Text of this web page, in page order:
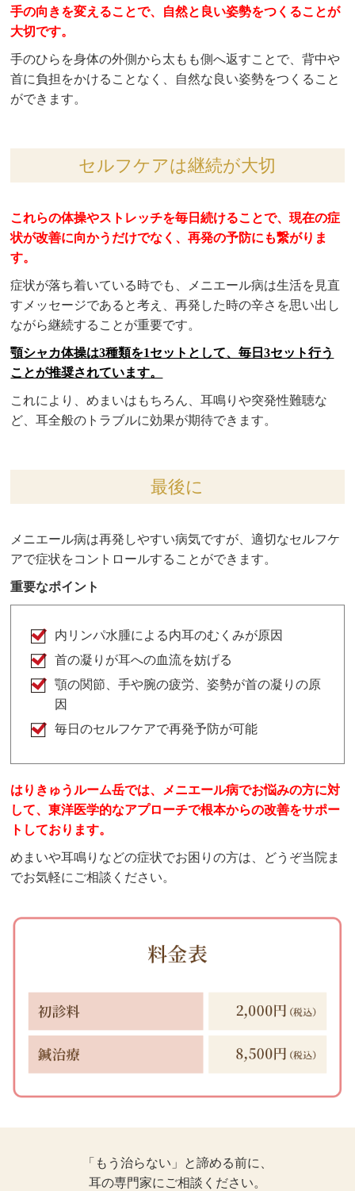
手の向きを変えることで、自然と良い姿勢をつくることが
大切です。
手のひらを身体の外側から太もも側へ返すことで、背中や
首に負担をかけることなく、自然な良い姿勢をつくること
ができます。
セルフケアは継続が大切
これらの体操やストレッチを毎日続けることで、現在の症
状が改善に向かうだけでなく、再発の予防にも繋がりま
す。
症状が落ち着いている時でも、メニエール病は生活を見直
すメッセージであると考え、再発した時の辛さを思い出し
ながら継続することが重要です。
顎シャカ体操は3種類を1セットとして、毎日3セット行う
ことが推奨されています。
これにより、めまいはもちろん、耳鳴りや突発性難聴な
ど、耳全般のトラブルに効果が期待できます。
最後に
メニエール病は再発しやすい病気ですが、適切なセルフケ
アで症状をコントロールすることができます。
重要なポイント
内リンパ水腫による内耳のむくみが原因
首の凝りが耳への血流を妨げる
顎の関節、手や腕の疲労、姿勢が首の凝りの原
因
毎日のセルフケアで再発予防が可能
はりきゅうルーム岳では、メニエール病でお悩みの方に対
して、東洋医学的なアプローチで根本からの改善をサポー
トしております。
めまいや耳鳴りなどの症状でお困りの方は、どうぞ当院ま
でお気軽にご相談ください。
「もう治らない」と諦める前に、
耳の専門家にご相談ください。